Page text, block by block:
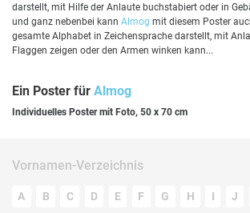
darstellt, mit Hilfe der Anlaute buchstabiert oder in
und ganz nebenbei kann Almog mit diesem Poster
gesamte Alphabet in Zeichensprache darstellt, mit
Flaggen zeigen oder den Armen winken kann...
Ein Poster für Almog
Individuelles Poster mit Foto, 50 x 70 cm
Vornamen-Verzeichnis
A B C D E F G H I J